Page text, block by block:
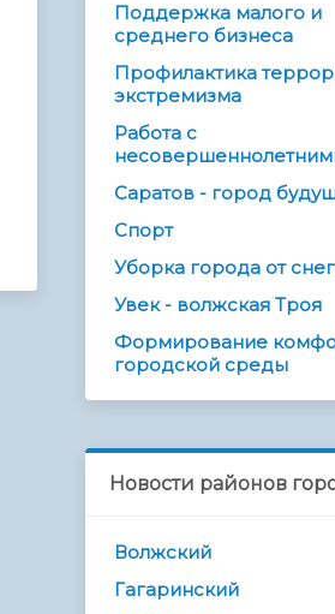
Поддержка малого и
среднего бизнеса
Профилактика
экстремизма
Работа с
Саратов - город
Спорт
Уборка города от
Увек - волжская Троя
Формирование
городской среды
Новости районов
Волжский
Гагаринский